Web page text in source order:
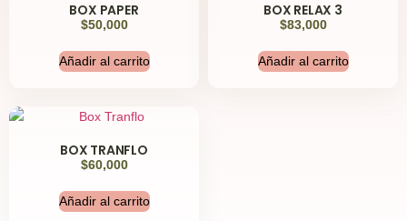
BOX PAPER
$50,000
Añadir al carrito
BOX RELAX 3
$83,000
Añadir al carrito
BOX TRANFLO
$60,000
Añadir al carrito